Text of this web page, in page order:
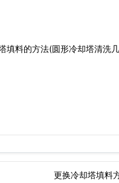
填料的方法(圆形冷却塔清洗
更换冷却塔填料